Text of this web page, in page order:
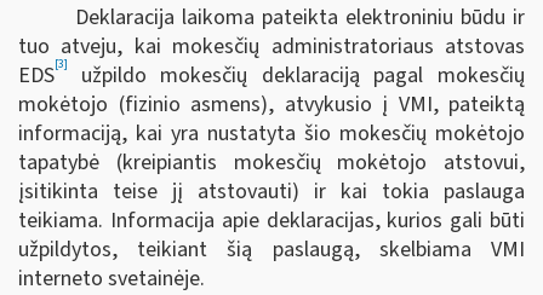
Deklaracija laikoma pateikta elektroniniu būdu ir
tuo atveju, kai mokesčių administratoriaus atstovas
EDS[3]
užpildo mokesčių deklaraciją pagal mokesčių
mokėtojo (fizinio asmens), atvykusio į VMI, pateiktą
informaciją, kai yra nustatyta šio mokesčių mokėtojo
tapatybė (kreipiantis mokesčių mokėtojo atstovui,
įsitikinta teise jį atstovauti) ir kai tokia paslauga
teikiama. Informacija apie deklaracijas, kurios gali būti
užpildytos, teikiant šią paslaugą, skelbiama VMI
interneto svetainėje.